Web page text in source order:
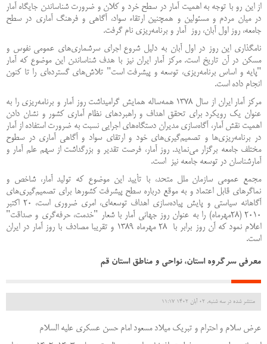
از اين رو با توجه به اهميت آمار در سطح خرد و كلان و ضرورت شناساندن جايگاه آمار
در ميان مردم و مسئولين و همچنین ارتقاء سواد، آگاهی و فرهنگ آماری در سطح
جامعه، روز اول آبان، روز آمار و برنامه‌ريزی نام گرفت.
نامگذاری اين روز در اول آبان به دليل شروع اجرای سرشماري‌های عمومی نفوس و
مسكن در آن تاریخ است. مركز آمار ايران نيز با هدف شناساندن اين موضوع كه آمار
"پايه و اساس برنامه‌ريزی، توسعه و پيشرفت است" تلاش‌های گسترده‌ای را تا كنون
انجام داده است.
مركز آمار ايران از سال ۱۳۷۸ همه‌ساله همايش گراميداشت روز آمار و برنامه‌ريزی را به
عنوان یک رویکرد برای تحقق اهداف و راهبردهای نظام آماری کشور و نشان دادن
اهمیت نقش آمار، آگاه‌سازی مديران دستگاه‌های اجرايی نسبت به ضرورت استفاده از آمار
در برنامه‌ريزی‌ها و تصمیم‌گیری‌های خود و ارتقای سواد و آگاهی آماری در سطوح
مختلف جامعه برگزار می‌نمايد. روز آمار، فرصت تقدير و بزرگداشت از سهم علم آمار و
آمارشناسان در توسعه جامعه نيز است.
مجمع عمومی سازمان ملل متحد، با تأیید این موضوع که تولید آمار، شاخص و
نماگرهای قابل اعتماد و به موقع درباره سطح پیشرفت کشورها برای تصمیم‌گیری‌های
آگاهانه سیاستی و پایش پیاده‌سازی اهداف توسعه‌ای، امری ضروری است، 20 اکتبر
2010 (28مهرماه) را به عنوان روز جهانی آمار با شعار "خدمت، حرفه‌گری و صداقت"
اعلام نمود که آن روز برابر با 28 مهرماه 1389 و تقريبا مصادف با روز آمار در ایران
است.
معرفی سرگروه استان، نواحی و مناطق استان قم
منتشر شده در سه شنبه, 02 آبان 1402 11:17
عرض سلام و احترام و تبریک میلاد مسعود امام حسن عسکری علیه السلام